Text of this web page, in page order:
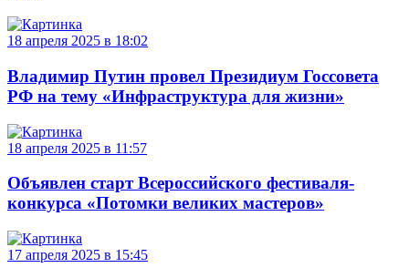
18 апреля 2025 в 18:02
Владимир Путин провел Президиум Госсовета
РФ на тему «Инфраструктура для жизни»
18 апреля 2025 в 11:57
Объявлен старт Всероссийского фестиваля-
конкурса «Потомки великих мастеров»
17 апреля 2025 в 15:45